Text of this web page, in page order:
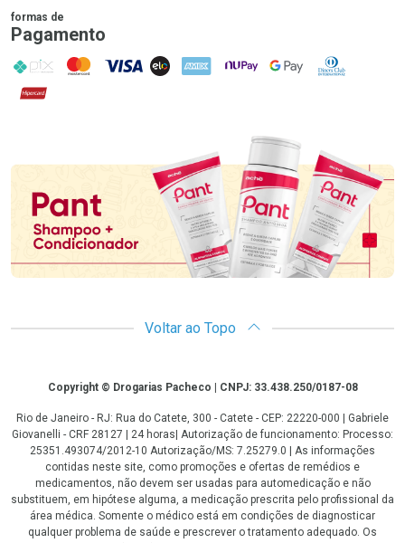
formas de
Pagamento
PIX MasterCard
VISA ELO AMEX NuPay Google PayDiners Club
Hipercard
Promoção em Destaque
Voltar ao Topo
CopyrightCopyright © Drogarias Pacheco | CNPJ: 33.438.250/0187-08
Rio de Janeiro - RJ: Rua do Catete, 300 - Catete - CEP: 22220-000 | Gabriele
Giovanelli - CRF 28127 | 24 horas| Autorização de funcionamento: Processo:
25351.493074/2012-10 Autorização/MS: 7.25279.0 | As informações
contidas neste site, como promoções e ofertas de remédios e
medicamentos, não devem ser usadas para automedicação e não
substituem, em hipótese alguma, a medicação prescrita pelo profissional da
área médica. Somente o médico está em condições de diagnosticar
qualquer problema de saúde e prescrever o tratamento adequado. Os